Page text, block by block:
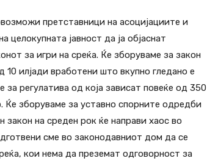
претставници на асоцијациите и
целокупната јавност да ја објаснат
за игри на среќа. Ќе зборуваме за закон
10 илјади вработени што вкупно гледано е
регулатива од која зависат повеќе од 350
зборуваме за уставно спорните одредби
на среден рок ќе направи хаос во
сме во законодавниот дом да се
кои нема да преземат одговорност за